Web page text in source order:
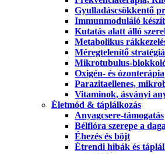
Gyulladáscsökkentő
Immunmoduláló
Kutatás alatt álló
Metabolikus
Méregtelenítő
Mikrotubulus-
Oxigén- és ózonterápia
Parazitaellenes,
Vitaminok, ásványi
Életmód & táplálkozás
Anyagcsere-támogatás
Bélflóra szerepe a
Éhezés és böjt
Étrendi hibák és